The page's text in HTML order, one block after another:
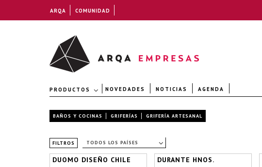
PRODUCTOS NOVEDADES NOTICIAS AGENDA
BAÑOS Y COCINAS GRIFERÍAS GRIFERÍA ARTESANAL
FILTROS TODOS LOS PAÍSES
DUOMO DISEÑO CHILE DURANTE HNOS.
ARQA COMUNIDAD